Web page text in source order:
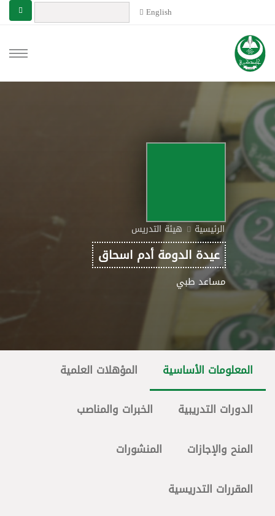
English
الرئيسية هيئة التدريس
عيدة الدومة أدم اسحاق
مساعد طبي
المعلومات الأساسية المؤهلات العلمية
الدورات التدريبية الخبرات والمناصب
المنح والإجازات المنشورات
المقررات التدريسية